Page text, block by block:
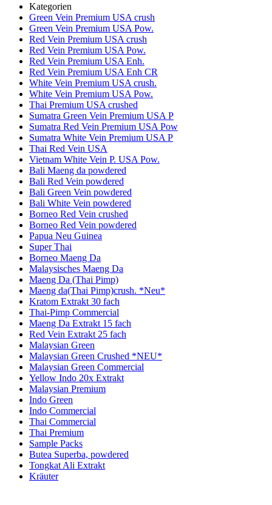
Kategorien
Green Vein Premium USA crush
Green Vein Premium USA Pow.
Red Vein Premium USA crush
Red Vein Premium USA Pow.
Red Vein Premium USA Enh.
Red Vein Premium USA Enh CR
White Vein Premium USA crush.
White Vein Premium USA Pow.
Thai Premium USA crushed
Sumatra Green Vein Premium USA P
Sumatra Red Vein Premium USA Pow
Sumatra White Vein Premium USA P
Thai Red Vein USA
Vietnam White Vein P. USA Pow.
Bali Maeng da powdered
Bali Red Vein powdered
Bali Green Vein powdered
Bali White Vein powdered
Borneo Red Vein crushed
Borneo Red Vein powdered
Papua Neu Guinea
Super Thai
Borneo Maeng Da
Malaysisches Maeng Da
Maeng Da (Thai Pimp)
Maeng da(Thai Pimp)crush. *Neu*
Kratom Extrakt 30 fach
Thai-Pimp Commercial
Maeng Da Extrakt 15 fach
Red Vein Extrakt 25 fach
Malaysian Green
Malaysian Green Crushed *NEU*
Malaysian Green Commercial
Yellow Indo 20x Extrakt
Malaysian Premium
Indo Green
Indo Commercial
Thai Commercial
Thai Premium
Sample Packs
Butea Superba, powdered
Tongkat Ali Extrakt
Kräuter